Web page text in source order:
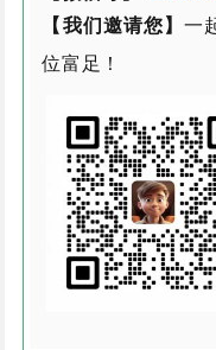
【我们邀请您】一
位富足！